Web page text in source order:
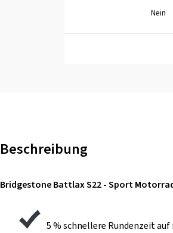
Nein
Beschreibung
Bridgestone Battlax S22 - Sport
5 % schnellere Rundenzeit auf